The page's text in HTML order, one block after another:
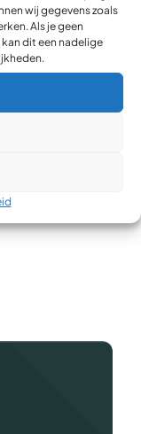
wij gegevens zoals
Als je geen
dit een nadelige
in deze